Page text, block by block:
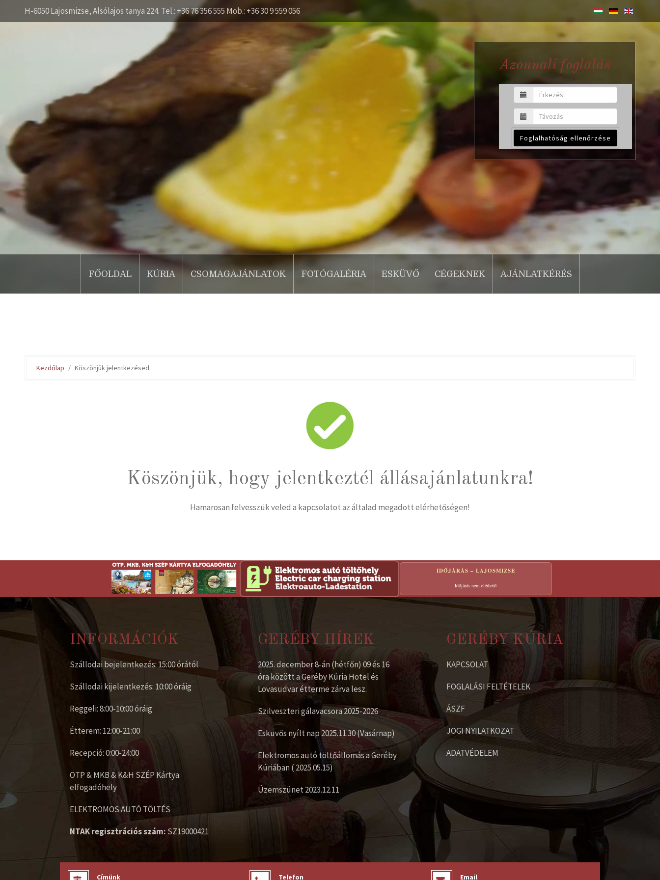
H-6050 Lajosmizse, Alsólajos tanya 224. Tel.: +36 76 356 555 Mob.: +36 30 9 559 056
Azonnali foglalás
Foglalhatóság ellenőrzése
FŐOLDAL KÚRIA CSOMAGAJÁNLATOK FOTÓGALÉRIA ESKÜVŐ CÉGEKNEK AJÁNLATKÉRÉS
Kezdőlap Köszönjük jelentkezésed
Köszönjük, hogy jelentkeztél állásajánlatunkra!
Hamarosan felvesszük veled a kapcsolatot az általad megadott elérhetőségen!
IDŐJÁRÁS – LAJOSMIZSE
Időjárás nem elérhető
INFORMÁCIÓK
Szállodai bejelentkezés: 15:00 órától
Szállodai kijelentkezés: 10:00 óráig
Reggeli: 8:00-10:00 óráig
Étterem: 12:00-21:00
Recepció: 0:00-24:00
OTP & MKB & K&H SZÉP Kártya
elfogadóhely
ELEKTROMOS AUTÓ TÖLTÉS
NTAK regisztrációs szám: SZ19000421
GERÉBY HÍREK
2025. december 8-án (hétfőn) 09 és 16
óra között a Geréby Kúria Hotel és
Lovasudvar étterme zárva lesz.
Szilveszteri gálavacsora 2025-2026
Esküvős nyílt nap 2025.11.30 (Vasárnap)
Elektromos autó töltőállomás a Geréby
Kúriában ( 2025.05.15)
Üzemszünet 2023.12.11
GERÉBY KÚRIA
KAPCSOLAT
FOGLALÁSI FELTÉTELEK
ÁSZF
JOGI NYILATKOZAT
ADATVÉDELEM
Címünk Telefon Email